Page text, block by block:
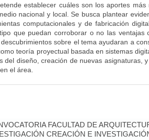
establecer cuáles son los aportes más
nacional y local. Se busca plantear
computacionales y de fabricación
que puedan corroborar o no las ventajas
sobre el tema ayudaran a
teoría proyectual basada en sistemas
del diseño, creación de nuevas asignaturas,
el área.
FACULTAD DE
CREACIÓN E